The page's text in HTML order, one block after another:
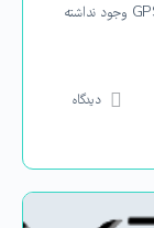
در گذشته های خیلی دور که امکاناتی مانند قطب نما و GPS وجود نداشته
دیدگاه